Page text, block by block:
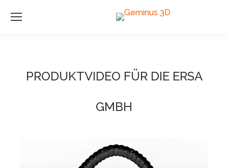
PRODUKTVIDEO FÜR DIE ERSA
GMBH